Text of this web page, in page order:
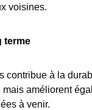
voisines.
terme
contribue à la
améliorent
à venir.